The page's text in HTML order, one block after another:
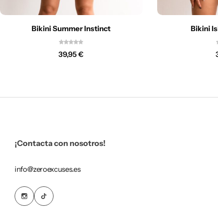
Bikini Summer Instinct
39,95€
Bikini
¡Contacta con nosotros!
info@zeroexcuses.es